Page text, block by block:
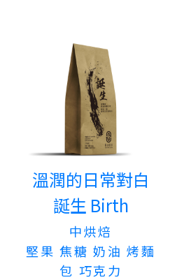
溫潤的日常對白
誕生 Birth
中烘焙
堅果 焦糖 奶油 烤麵
包 巧克力